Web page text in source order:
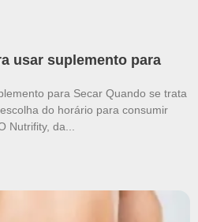
usar suplemento para
para Secar Quando se trata
do horário para consumir
Nutrifity, da